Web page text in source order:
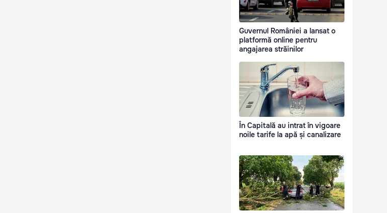
Guvernul României a lansat o
platformă online pentru
angajarea străinilor
În Capitală au intrat în vigoare
noile tarife la apă și canalizare